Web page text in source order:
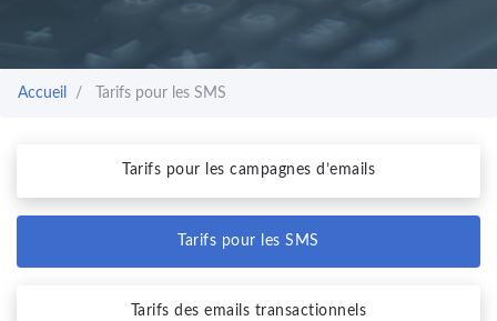
Accueil Tarifs pour les SMS
Tarifs pour les campagnes d’emails
Tarifs pour les SMS
Tarifs des emails transactionnels